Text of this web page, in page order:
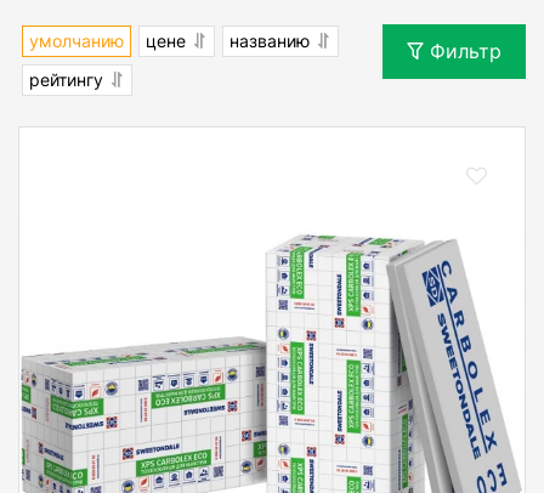
умолчанию цене
названию
рейтингу
Фильтр